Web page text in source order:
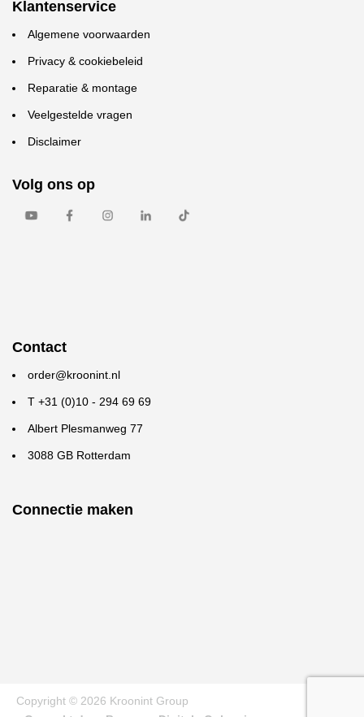
Klantenservice
Algemene voorwaarden
Privacy & cookiebeleid
Reparatie & montage
Veelgestelde vragen
Disclaimer
Volg ons op
Contact
order@kroonint.nl
T +31 (0)10 - 294 69 69
Albert Plesmanweg 77
3088 GB Rotterdam
Connectie maken
Copyright © 2026 Kroonint Group